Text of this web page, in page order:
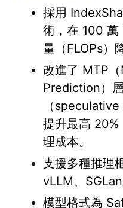
採用
術，在 100 萬
量（FLOPs）
改進了 MTP
Prediction）
（
提升最高 20%
理成本。
支援多種推理
vLLM、
模型格式為